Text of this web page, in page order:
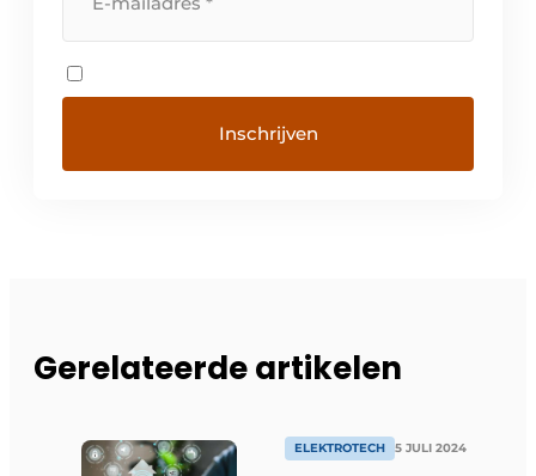
Gerelateerde artikelen
ELEKTROTECH 5 JULI 2024